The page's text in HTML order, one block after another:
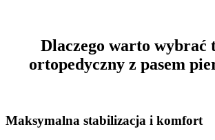
Dlaczego warto wybrać
ortopedyczny z pasem
Maksymalna stabilizacja i komfort